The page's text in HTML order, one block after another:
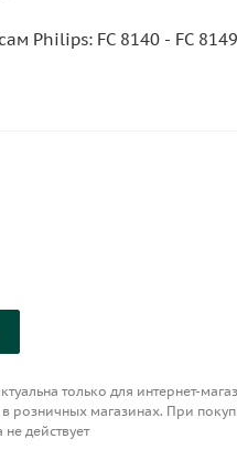
Philips: FC 8140 - FC
только для интернет-
в розничных магазинах. При
не действует